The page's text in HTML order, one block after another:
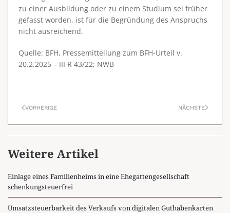
zu einer Ausbildung oder zu einem Studium sei früher
gefasst worden, ist für die Begründung des Anspruchs
nicht ausreichend.
Quelle: BFH, Pressemitteilung zum BFH-Urteil v.
20.2.2025 – III R 43/22; NWB
VORHERIGE NÄCHSTE
Weitere Artikel
Einlage eines Familienheims in eine Ehegattengesellschaft
schenkungsteuerfrei
Umsatzsteuerbarkeit des Verkaufs von digitalen Guthabenkarten